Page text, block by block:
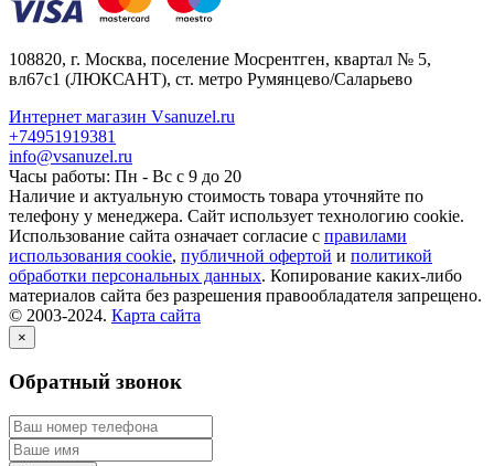
108820, г. Москва, поселение Мосрентген, квартал № 5,
вл67с1 (ЛЮКСАНТ), ст. метро Румянцево/Саларьево
Интернет магазин Vsanuzel.ru
+74951919381
info@vsanuzel.ru
Часы работы: Пн - Вс с 9 до 20
Наличие и актуальную стоимость товара уточняйте по
телефону у менеджера. Сайт использует технологию cookie.
Использование сайта означает согласие с правилами
использования cookie, публичной офертой и политикой
обработки персональных данных. Копирование каких-либо
материалов сайта без разрешения правообладателя запрещено.
© 2003-2024. Карта сайта
×
Обратный звонок